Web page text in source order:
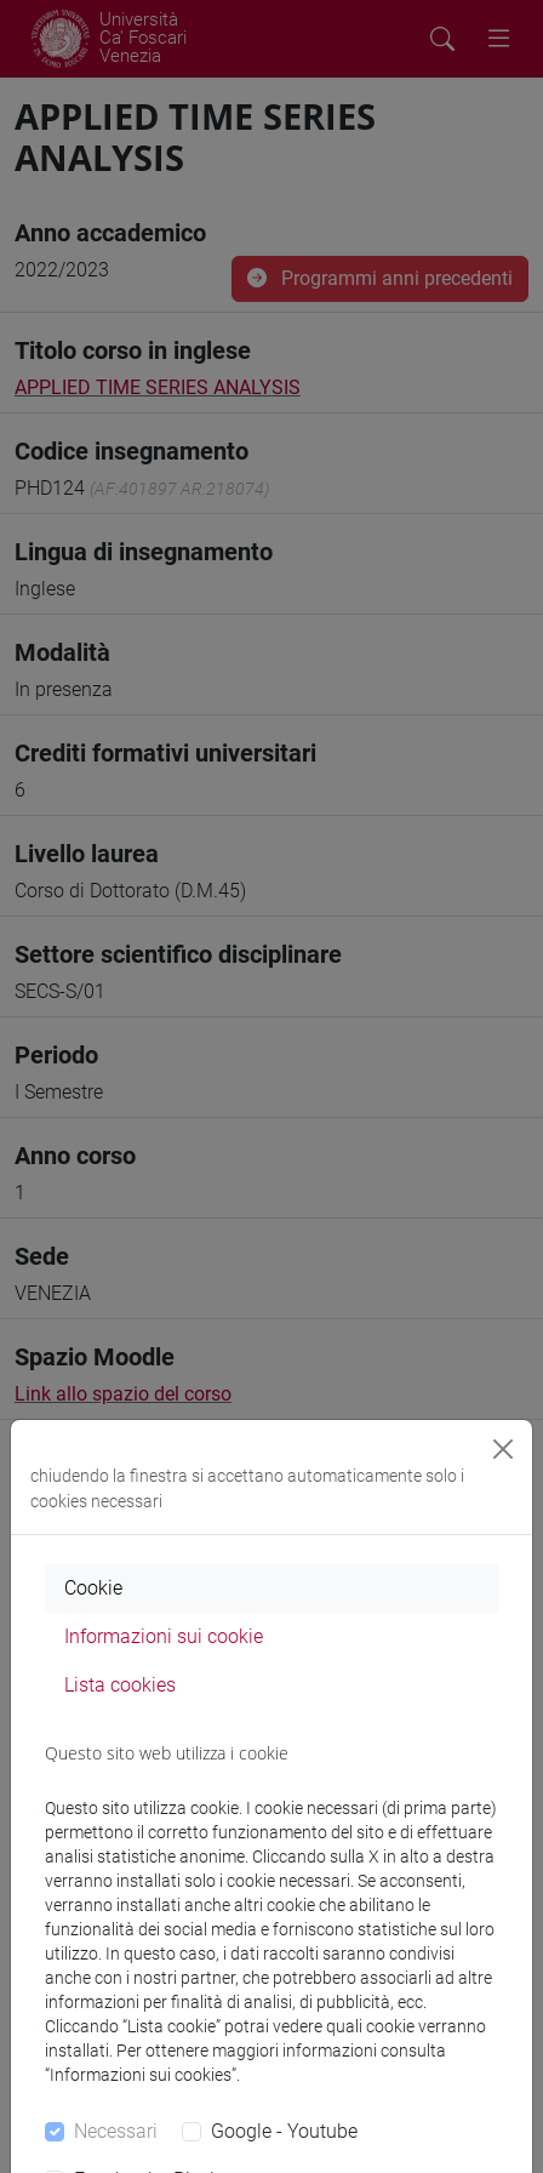
Università
Ca' Foscari
Venezia
APPLIED TIME SERIES
ANALYSIS
Anno accademico
2022/2023 Programmi anni precedenti
Titolo corso in inglese
APPLIED TIME SERIES ANALYSIS
Codice insegnamento
PHD124 (AF:401897 AR:218074)
Lingua di insegnamento
Inglese
Modalità
In presenza
Crediti formativi universitari
6
Livello laurea
Corso di Dottorato (D.M.45)
Settore scientifico disciplinare
SECS-S/01
Periodo
I Semestre
Anno corso
1
Sede
VENEZIA
Spazio Moodle
Link allo spazio del corso
Materiali didattici
Materiali su Moodle
Corsi di studio e percorsi
[R210] SCIENZE AMBIENTALI - Corso di
Dottorato (D.M.45)
percorso comune
(D.M.45)
chiudendo la finestra si accettano automaticamente solo i
cookies necessari
Cookie
Informazioni sui cookie
Lista cookies
Questo sito web utilizza i cookie
Questo sito utilizza cookie. I cookie necessari (di prima parte)
permettono il corretto funzionamento del sito e di effettuare
analisi statistiche anonime. Cliccando sulla X in alto a destra
verranno installati solo i cookie necessari. Se acconsenti,
verranno installati anche altri cookie che abilitano le
funzionalità dei social media e forniscono statistiche sul loro
utilizzo. In questo caso, i dati raccolti saranno condivisi
anche con i nostri partner, che potrebbero associarli ad altre
informazioni per finalità di analisi, di pubblicità, ecc.
Cliccando “Lista cookie” potrai vedere quali cookie verranno
installati. Per ottenere maggiori informazioni consulta
“Informazioni sui cookies”.
Necessari Google - Youtube